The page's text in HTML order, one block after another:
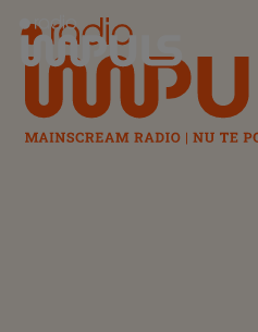
Radio Impuls